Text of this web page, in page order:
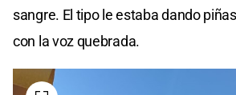
sangre. El tipo le estaba dando
con la voz quebrada.